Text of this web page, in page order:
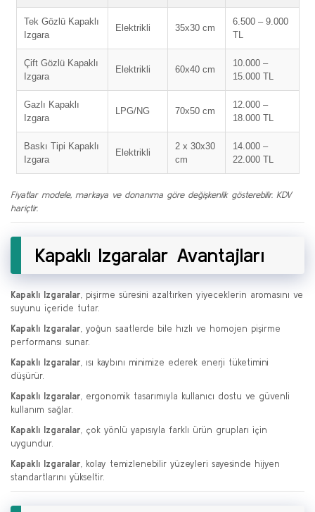
Tek Gözlü Kapaklı
Izgara
Elektrikli 35x30 cm
6.500 – 9.000
TL
Çift Gözlü Kapaklı
Izgara
Elektrikli 60x40 cm
10.000 –
15.000 TL
Gazlı Kapaklı
Izgara
LPG/NG 70x50 cm
12.000 –
18.000 TL
Baskı Tipi Kapaklı
Izgara
Elektrikli
2 x 30x30
cm
14.000 –
22.000 TL
Fiyatlar modele, markaya ve donanıma göre değişkenlik gösterebilir. KDV
hariçtir.
Kapaklı Izgaralar Avantajları
Kapaklı Izgaralar, pişirme süresini azaltırken yiyeceklerin aromasını ve
suyunu içeride tutar.
Kapaklı Izgaralar, yoğun saatlerde bile hızlı ve homojen pişirme
performansı sunar.
Kapaklı Izgaralar, ısı kaybını minimize ederek enerji tüketimini
düşürür.
Kapaklı Izgaralar, ergonomik tasarımıyla kullanıcı dostu ve güvenli
kullanım sağlar.
Kapaklı Izgaralar, çok yönlü yapısıyla farklı ürün grupları için
uygundur.
Kapaklı Izgaralar, kolay temizlenebilir yüzeyleri sayesinde hijyen
standartlarını yükseltir.